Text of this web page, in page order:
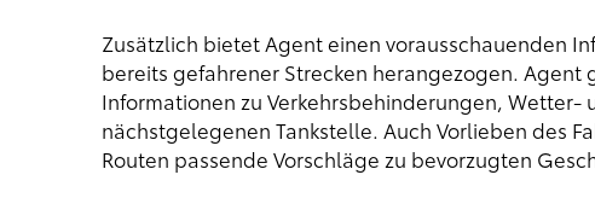
Zusätzlich bietet Agent einen vorausschauenden
bereits gefahrener Strecken herangezogen. Agent
Informationen zu Verkehrsbehinderungen,
nächstgelegenen Tankstelle. Auch Vorlieben des
Routen passende Vorschläge zu bevorzugten